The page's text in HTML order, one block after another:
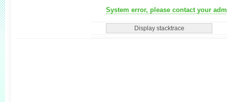
System error, please contact your